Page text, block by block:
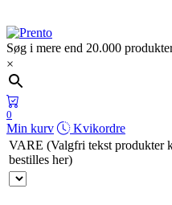
Søg i mere end 20.000
×
0
Min kurv
Kvikordre
VARE (Valgfri tekst produkter
bestilles her)